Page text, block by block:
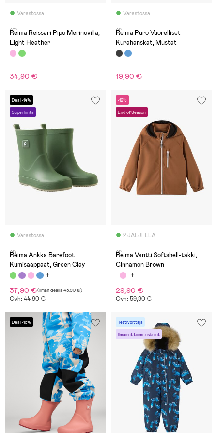
Varastossa
(0)
Reima Reissari Pipo Merinovilla,
Light Heather
34,90 €
Varastossa
(1)
Reima Puro Vuorelliset
Kurahanskat, Mustat
19,90 €
Deal -14%
Superhinta
Varastossa
(1)
Reima Ankka Barefoot
Kumisaappaat, Green Clay
37,90 €(Ilman dealia43,90 €)
Ovh: 44,90 €
-12%
End of Season
2 JÄLJELLÄ
(1)
Reima Vantti Softshell-takki,
Cinnamon Brown
29,90 €
Ovh: 59,90 €
Deal -16% Testivoittaja
Ilmaiset toimituskulut